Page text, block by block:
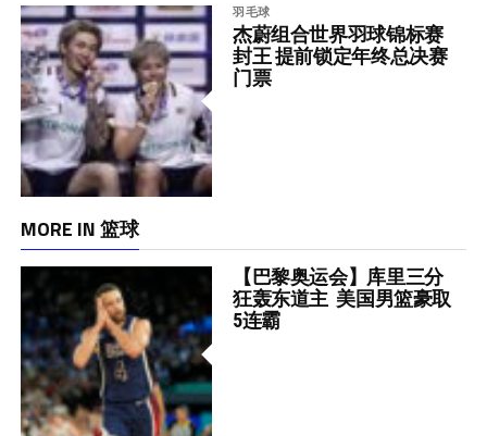
羽毛球
杰蔚组合世界羽球锦标赛
封王 提前锁定年终总决赛
门票
MORE IN 篮球
【巴黎奥运会】库里三分
狂轰东道主 美国男篮豪取
5连霸